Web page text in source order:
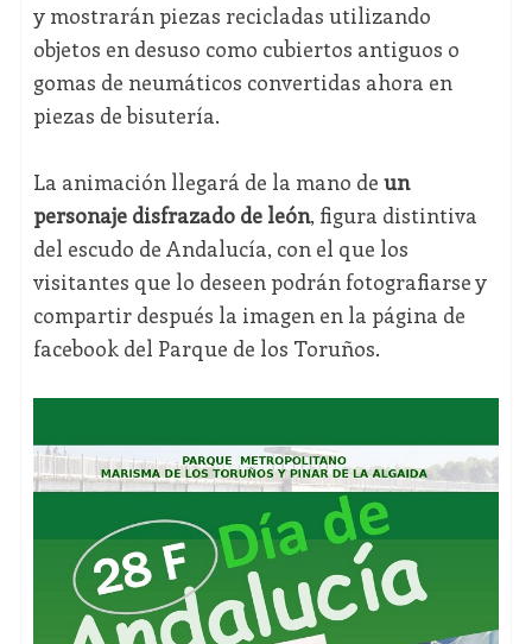
y mostrarán piezas recicladas utilizando
objetos en desuso como cubiertos antiguos o
gomas de neumáticos convertidas ahora en
piezas de bisutería.
La animación llegará de la mano de un
personaje disfrazado de león, figura distintiva
del escudo de Andalucía, con el que los
visitantes que lo deseen podrán fotografiarse y
compartir después la imagen en la página de
facebook del Parque de los Toruños.